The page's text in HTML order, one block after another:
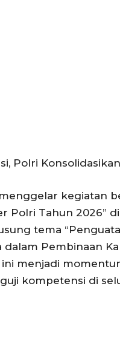
Polri
menggelar kegiatan
Polri Tahun 2026”
tema
dalam Pembinaan
ini menjadi
kompetensi di